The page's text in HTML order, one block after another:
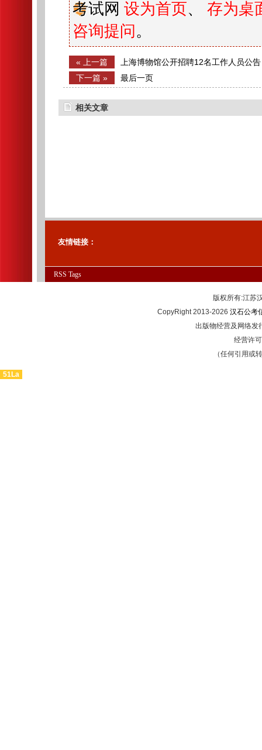
考试网 设为首页、 存为桌
咨询提问 。
« 上一篇
上海博物馆公开招聘12名工作人员公告
下一篇 »
最后一页
相关文章
友情链接：
RSS Tags
版权所有:江
CopyRight 2013-2026 汉石公考
出版物经营及网络发
经营许
（任何引用或
51La